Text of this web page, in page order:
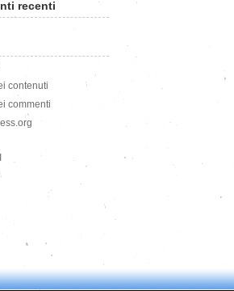
recenti
contenuti
commenti